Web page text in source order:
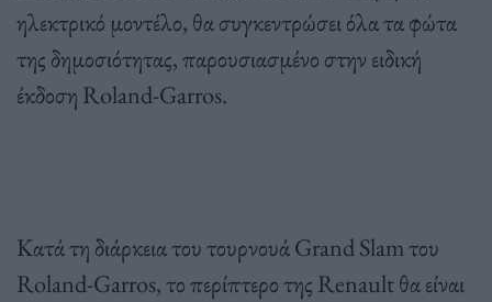
ηλεκτρικό μοντέλο, θα συγκεντρώσει όλα τα φώτα
της δημοσιότητας, παρουσιασμένο στην ειδική
έκδοση Roland-Garros.
Κατά τη διάρκεια του τουρνουά Grand Slam του
Roland-Garros, το περίπτερο της Renault θα είναι